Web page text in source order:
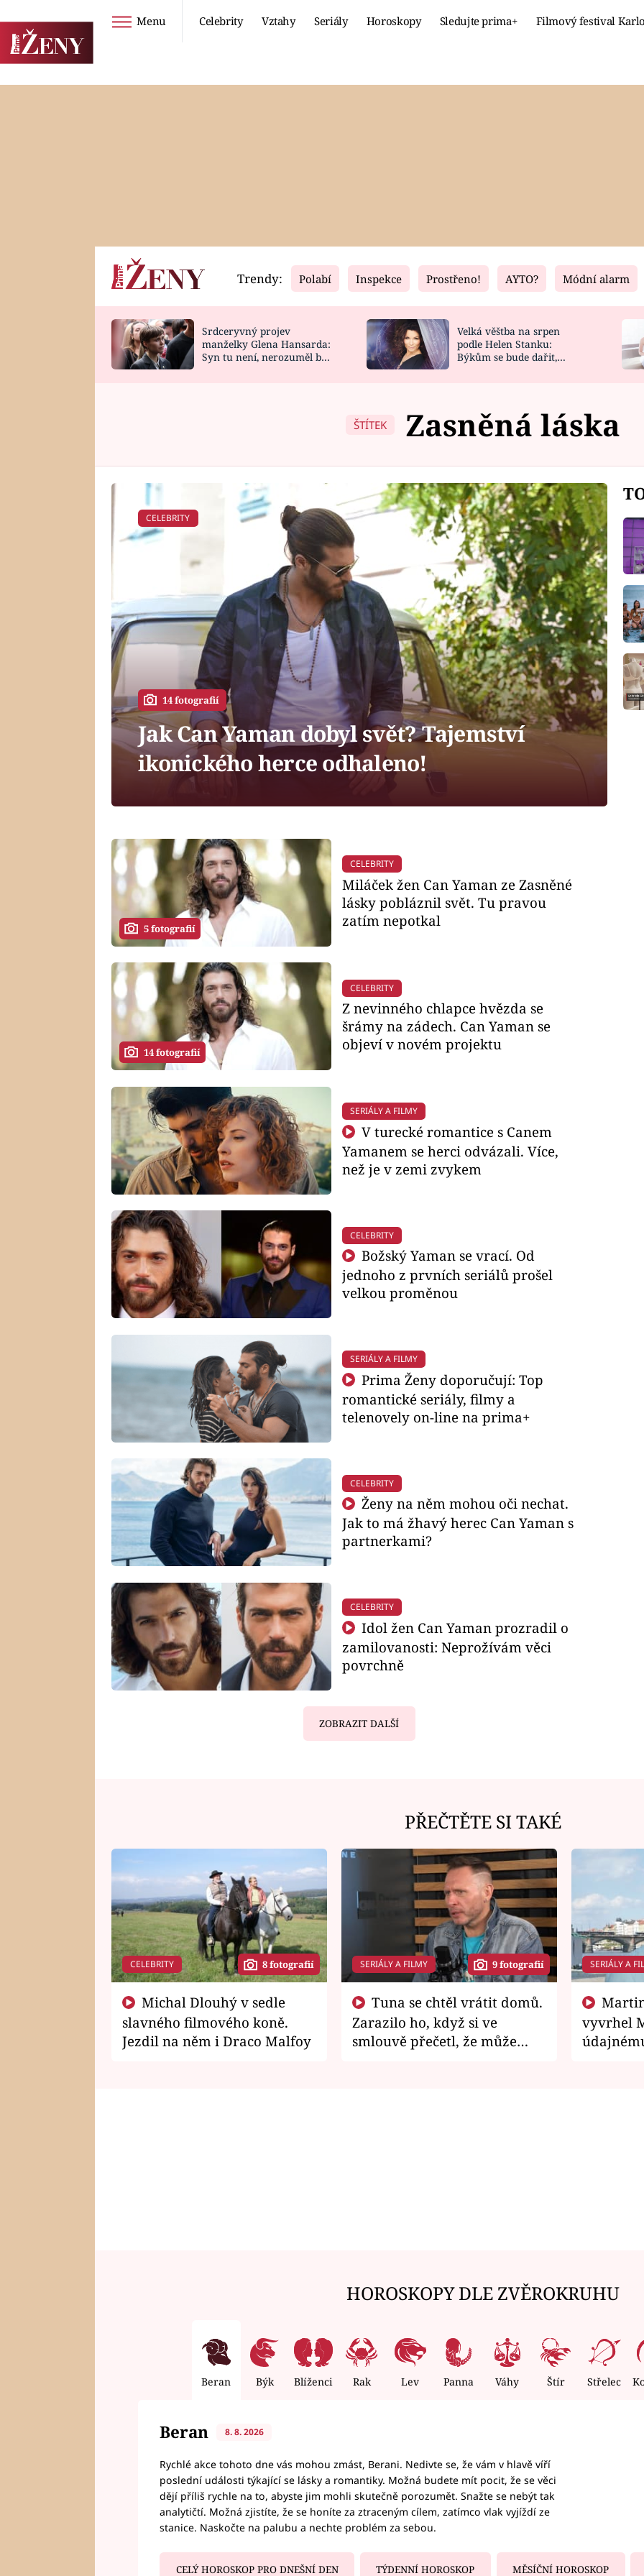
Menu Celebrity Vztahy Seriály Horoskopy Sledujte prima+ Filmový festival
Horoskopy
HOROSKOP NA
Video
CELEBRITY
VAŘENÍ
Fresh
NOVINKY
VIDEORECEPTY
Living
DESIGN
Trendy: Polabí Inspekce Prostřeno! AYTO? Módní alarm
Srdceryvný projev
manželky Glena Hansarda:
Syn tu není, nerozuměl by
Velká věštba na srpen
podle Helen Stanku:
Býkům se bude dařit,
ŠTÍTEK Zasněná láska
CELEBRITY
14 fotografií
Jak Can Yaman dobyl svět? Tajemství
ikonického herce odhaleno!
5 fotografií
CELEBRITY
Miláček žen Can Yaman ze Zasněné
lásky pobláznil svět. Tu pravou
zatím nepotkal
14 fotografií
CELEBRITY
Z nevinného chlapce hvězda se
šrámy na zádech. Can Yaman se
objeví v novém projektu
SERIÁLY A FILMY
V turecké romantice s Canem
Yamanem se herci odvázali. Více,
než je v zemi zvykem
CELEBRITY
Božský Yaman se vrací. Od
jednoho z prvních seriálů prošel
velkou proměnou
SERIÁLY A FILMY
Prima Ženy doporučují: Top
romantické seriály, filmy a
telenovely on-line na prima+
CELEBRITY
Ženy na něm mohou oči nechat.
Jak to má žhavý herec Can Yaman s
partnerkami?
CELEBRITY
Idol žen Can Yaman prozradil o
zamilovanosti: Neprožívám věci
povrchně
ZOBRAZIT DALŠÍ
PŘEČTĚTE SI TAKÉ
CELEBRITY 8 fotografií
slavného filmového koně.
Jezdil na něm i Draco Malfoy
SERIÁLY A FILMY 9 fotografií
Zarazilo ho, když si ve
smlouvě přečetl, že může
SERIÁLY A
vyvrhel
HOROSKOPY DLE ZVĚROKRUHU
Beran Býk Blíženci Rak Lev Panna Váhy Štír Střelec
Beran 8. 8. 2026
Rychlé akce tohoto dne vás mohou zmást, Berani. Nedivte se, že vám v hlavě víří
poslední události týkající se lásky a romantiky. Možná budete mít pocit, že se věci
dějí příliš rychle na to, abyste jim mohli skutečně porozumět. Snažte se nebýt tak
analytičtí. Možná zjistíte, že se honíte za ztraceným cílem, zatímco vlak vyjíždí ze
stanice. Naskočte na palubu a nechte problém za sebou.
CELÝ HOROSKOP PRO DNEŠNÍ DEN TÝDENNÍ HOROSKOP MĚSÍČNÍ HOROSKOP